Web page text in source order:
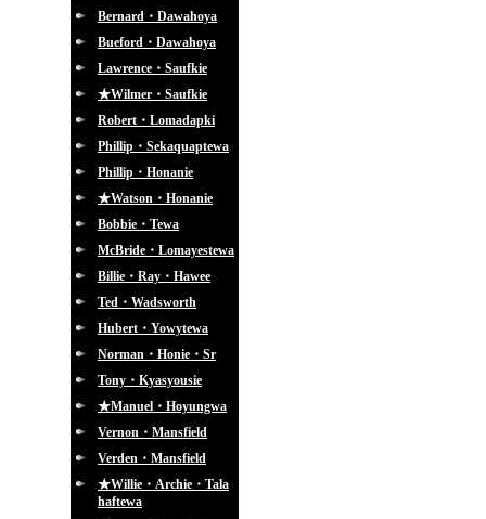
Bernard・Dawahoya
Bueford・Dawahoya
Lawrence・Saufkie
★Wilmer・Saufkie
Robert・Lomadapki
Phillip・Sekaquaptewa
Phillip・Honanie
★Watson・Honanie
Bobbie・Tewa
McBride・Lomayestewa
Billie・Ray・Hawee
Ted・Wadsworth
Hubert・Yowytewa
Norman・Honie・Sr
Tony・Kyasyousie
★Manuel・Hoyungwa
Vernon・Mansfield
Verden・Mansfield
★Willie・Archie・Tala
haftewa